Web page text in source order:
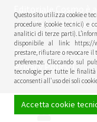
circa 150
© Editoriale Cosmo
Privacy Policy
Questo sito utilizza cookie e
procedure (cookie tecnici) e
analitici di terze parti).
disponibile al link: https://
prestare, rifiutare o revocare il
preferenze. Cliccando sul
tecnologie per tutte le
acconsenti all'uso dei soli
Accetta cookie